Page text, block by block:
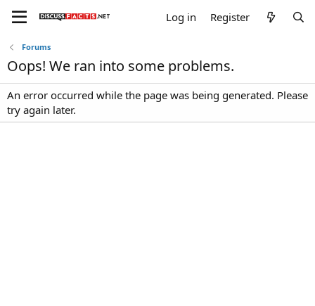
Log in Register
Forums
Oops! We ran into some problems.
An error occurred while the page was being generated. Please
try again later.